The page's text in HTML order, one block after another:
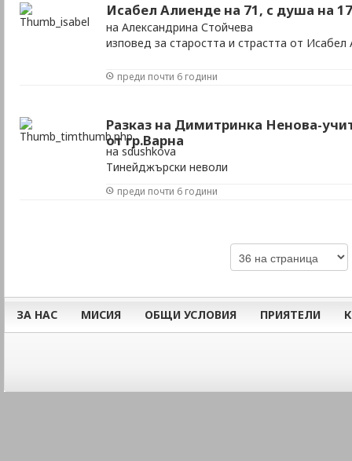
Исабел Алиенде на 71, с душа на 17
на Александрина Стойчева
изповед за старостта и страстта от Исабел
преди почти 6 години
Разказ на Димитринка Ненова-
от гр.Варна
на sdushkova
Тинейджърски неволи
преди почти 6 години
ЗА НАС МИСИЯ ОБЩИ УСЛОВИЯ ПРИЯТЕЛИ